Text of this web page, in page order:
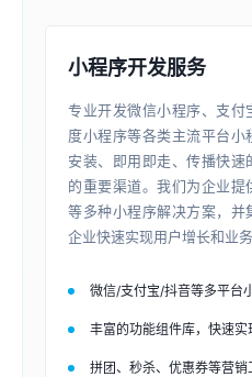
小程序开发服务
专业开发微信小程序、支
度小程序等各类主流平台
安装、即用即走、传播快
的重要渠道。我们为企业
等多种小程序解决方案，并
企业快速实现用户增长和业务
微信/支付宝/抖音等多平台
丰富的功能组件库，快速实
拼团、秒杀、优惠券等营销